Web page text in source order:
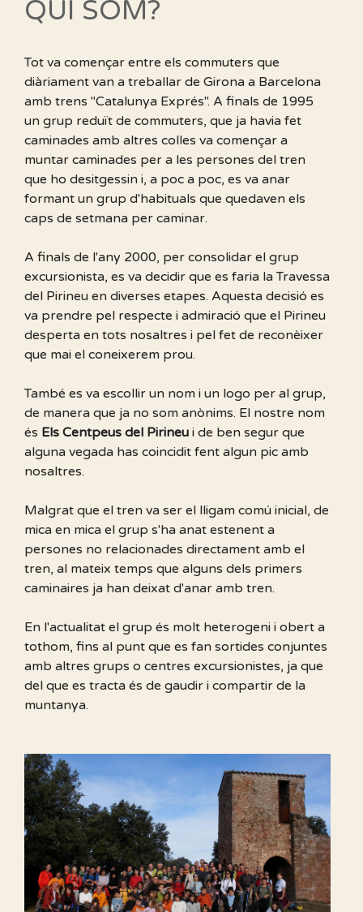
QUI SOM?
Tot va començar entre els commuters que
diàriament van a treballar de Girona a Barcelona
amb trens "Catalunya Exprés". A finals de 1995
un grup reduït de commuters, que ja havia fet
caminades amb altres colles va començar a
muntar caminades per a les persones del tren
que ho desitgessin i, a poc a poc, es va anar
formant un grup d'habituals que quedaven els
caps de setmana per caminar.
A finals de l'any 2000, per consolidar el grup
excursionista, es va decidir que es faria la Travessa
del Pirineu en diverses etapes. Aquesta decisió es
va prendre pel respecte i admiració que el Pirineu
desperta en tots nosaltres i pel fet de reconèixer
que mai el coneixerem prou.
També es va escollir un nom i un logo per al grup,
de manera que ja no som anònims. El nostre nom
és Els Centpeus del Pirineu i de ben segur que
alguna vegada has coincidit fent algun pic amb
nosaltres.
Malgrat que el tren va ser el lligam comú inicial, de
mica en mica el grup s'ha anat estenent a
persones no relacionades directament amb el
tren, al mateix temps que alguns dels primers
caminaires ja han deixat d'anar amb tren.
En l'actualitat el grup és molt heterogeni i obert a
tothom, fins al punt que es fan sortides conjuntes
amb altres grups o centres excursionistes, ja que
del que es tracta és de gaudir i compartir de la
muntanya.